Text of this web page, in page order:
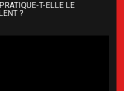
T-ELLE LE
?